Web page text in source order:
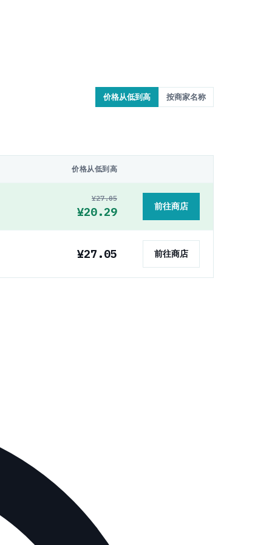
价格从低到高 按商家名称
价格从低到高
¥27.05
¥20.29 前往商店
¥27.05 前往商店